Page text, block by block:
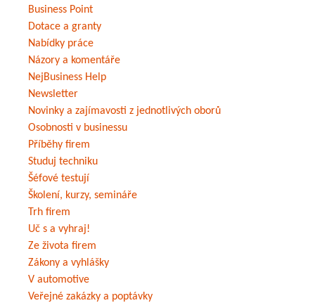
Business Point
Dotace a granty
Nabídky práce
Názory a komentáře
NejBusiness Help
Newsletter
Novinky a zajímavosti z jednotlivých oborů
Osobnosti v businessu
Příběhy firem
Studuj techniku
Šéfové testují
Školení, kurzy, semináře
Trh firem
Uč s a vyhraj!
Ze života firem
Zákony a vyhlášky
V automotive
Veřejné zakázky a poptávky